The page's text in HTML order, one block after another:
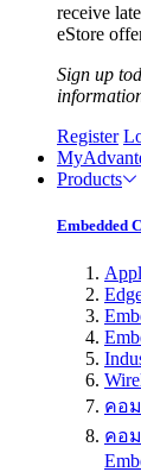
receive
eStore
Sign up
Register
Products
Embedded
คอ
คอม